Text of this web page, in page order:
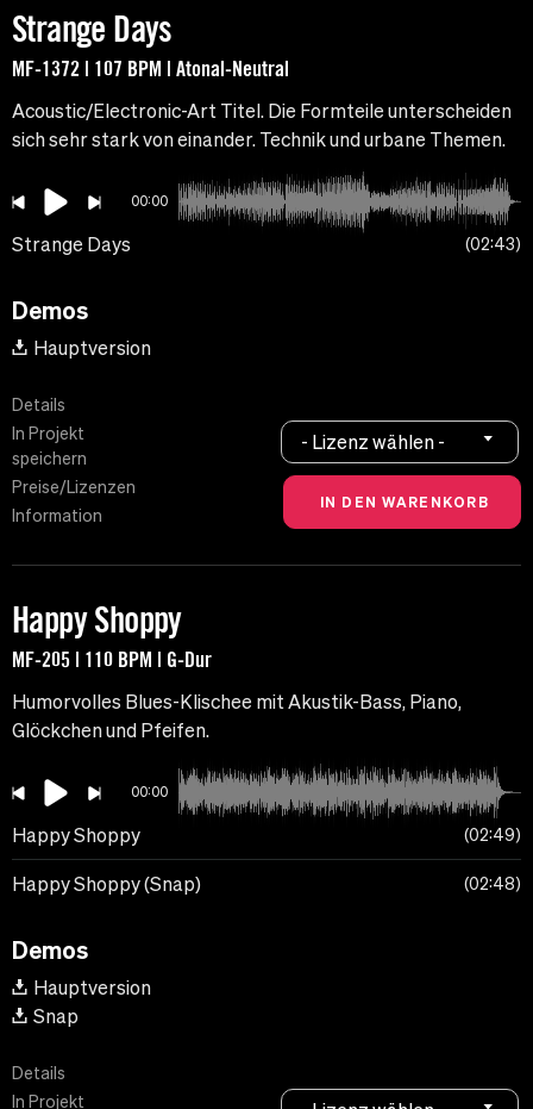
Strange Days
MF-1372 | 107 BPM | Atonal-Neutral
Acoustic/Electronic-Art Titel. Die Formteile unterscheiden
sich sehr stark von einander. Technik und urbane Themen.
00:00
Strange Days 02:43
Demos
Hauptversion
Details
In Projekt
speichern
Preise/Lizenzen
Information
- Lizenz wählen -
Happy Shoppy
MF-205 | 110 BPM | G-Dur
Humorvolles Blues-Klischee mit Akustik-Bass, Piano,
Glöckchen und Pfeifen.
00:00
Happy Shoppy 02:49
Happy Shoppy (Snap) 02:48
Demos
Hauptversion
Snap
Details
In Projekt